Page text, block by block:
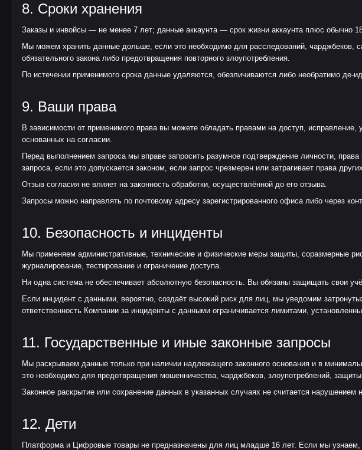
8. Сроки хранения
Заказы и инвойсы — не менее 7 лет; данные аккаунта — срок жизни аккаунта плюс обычно
Мы можем хранить данные дольше, если это необходимо для расследований, чарджбеков,
обязательного закона либо предотвращения повторного злоупотребления.
По истечении применимого срока данные удаляются, обезличиваются либо необратимо
9. Ваши права
В зависимости от применимого права вы можете обладать правами на доступ,
основанных на согласии.
Перед выполнением запроса мы вправе запросить разумное подтверждение личности,
запроса, если это допускается законом, если запрос чрезмерен или затрагивает права
Отзыв согласия не влияет на законность обработки, осуществлённой до его отзыва.
Запросы можно направлять по почтовому адресу зарегистрированного офиса либо через
10. Безопасность и инциденты
Мы применяем административные, технические и физические меры защиты, соразмерные
журналирование, тестирование и ограничение доступа.
Ни одна система не обеспечивает абсолютную безопасность. Вы обязаны защищать свои
Если инцидент с данными, вероятно, создаёт высокий риск для лиц, мы уведомим
ответственность Компании за инциденты с данными ограничивается лимитами,
11. Государственные и иные законные запросы
Мы раскрываем данные только при наличии надлежащего законного основания и в
это необходимо для предотвращения мошенничества, чарджбеков, злоупотреблений,
Законное раскрытие или сохранение данных в указанных случаях не считается
12. Дети
Платформа и Цифровые товары не предназначены для лиц младше 16 лет. Если мы